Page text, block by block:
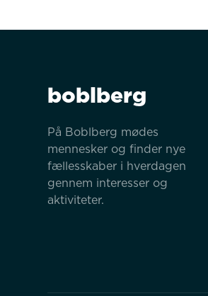
boblberg
På Boblberg mødes
mennesker og finder nye
fællesskaber i hverdagen
gennem interesser og
aktiviteter.